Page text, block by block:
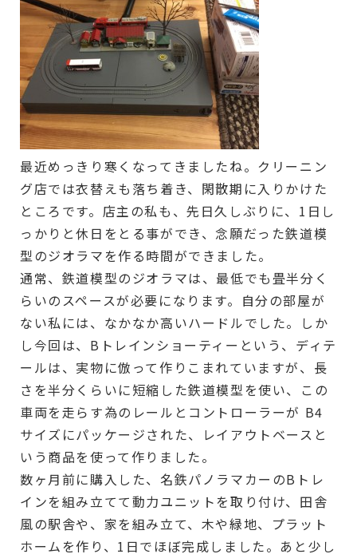
最近めっきり寒くなってきましたね。クリーニン
グ店では衣替えも落ち着き、閑散期に入りかけた
ところです。店主の私も、先日久しぶりに、1日し
っかりと休日をとる事ができ、念願だった鉄道模
型のジオラマを作る時間ができました。
通常、鉄道模型のジオラマは、最低でも畳半分く
らいのスペースが必要になります。自分の部屋が
ない私には、なかなか高いハードルでした。しか
し今回は、Bトレインショーティーという、ディテ
ールは、実物に倣って作りこまれていますが、長
さを半分くらいに短縮した鉄道模型を使い、この
車両を走らす為のレールとコントローラーが B4
サイズにパッケージされた、レイアウトベースと
いう商品を使って作りました。
数ヶ月前に購入した、名鉄パノラマカーのBトレ
インを組み立てて動力ユニットを取り付け、田舎
風の駅舎や、家を組み立て、木や緑地、プラット
ホームを作り、1日でほぼ完成しました。あと少し